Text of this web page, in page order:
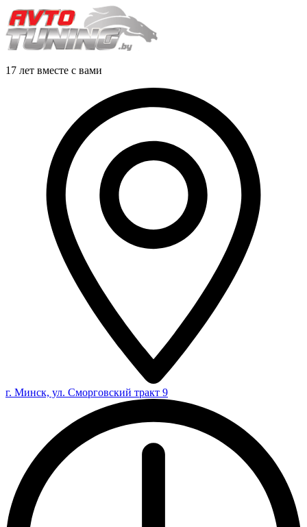
17 лет вместе с вами
г. Минск, ул. Сморговский тракт 9